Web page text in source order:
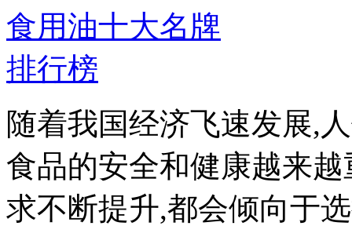
随着我国经济飞速发展,
食品的安全和健康越来
求不断提升,都会倾向于